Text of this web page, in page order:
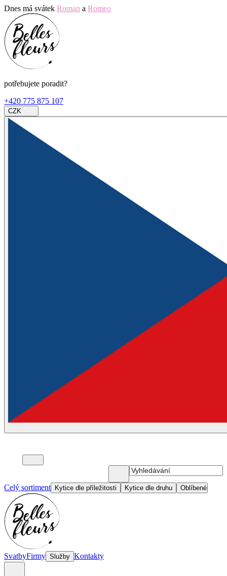
Dnes má svátek Roman a Romeo
potřebujete poradit?
+420 775 875 107
CZK
Celý sortiment Kytice dle příležitosti Kytice dle druhu Oblíbené
SvatbyFirmy Služby Kontakty